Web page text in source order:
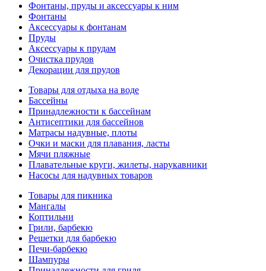
Фонтаны, пруды и аксессуары к ним
Фонтаны
Аксессуары к фонтанам
Пруды
Аксессуары к прудам
Очистка прудов
Декорации для прудов
Товары для отдыха на воде
Бассейны
Принадлежности к бассейнам
Антисептики для бассейнов
Матраcы надувные, плоты
Очки и маски для плавания, ласты
Мячи пляжные
Плавательные круги, жилеты, нарукавники
Насосы для надувных товаров
Товары для пикника
Мангалы
Коптильни
Грили, барбекю
Решетки для барбекю
Печи-барбекю
Шампуры